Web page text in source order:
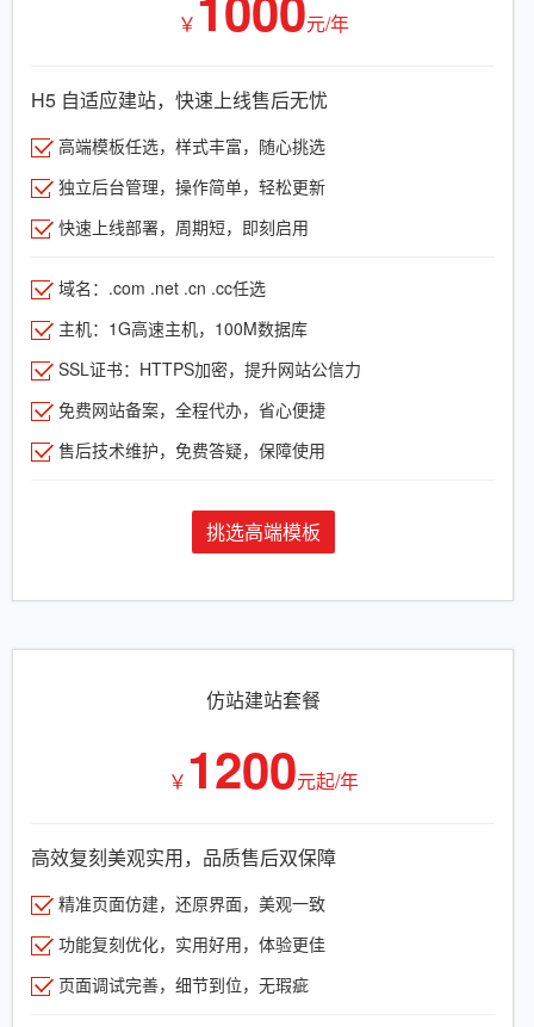
￥ 元/年
H5 自适应建站，快速上线售后无忧
高端模板任选，样式丰富，随心挑选
独立后台管理，操作简单，轻松更新
快速上线部署，周期短，即刻启用
域名：.com .net .cn .cc任选
主机：1G高速主机，100M数据库
SSL证书：HTTPS加密，提升网站公信力
免费网站备案，全程代办，省心便捷
售后技术维护，免费答疑，保障使用
挑选高端模板
仿站建站套餐
￥ 1200元起/年
高效复刻美观实用，品质售后双保障
精准页面仿建，还原界面，美观一致
功能复刻优化，实用好用，体验更佳
页面调试完善，细节到位，无瑕疵